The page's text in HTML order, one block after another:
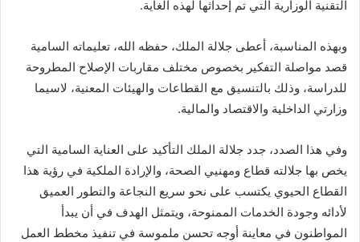
التقنية الوزارية التي تم إحداثها لهذه الغاية.
وبهذه المناسبة، أعطى جلالة الملك، حفظه الله، تعليماته السامية
قصد مواصلة التفكير بخصوص مختلف مقاربات الإصلاح المطروحة
للدراسة، وذلك بالتنسيق مع القطاعات والهيئات المعنية، لاسيما
وزارتي الداخلية والاقتصاد والمالية.
وفي هذا الصدد، جدد جلالة الملك التأكيد على العناية السامية التي
يخص بها جلالته قطاع ومهنيي الصحة، والإرادة الملكية في رؤية هذا
القطاع الحيوي يكتسب على نحو سريع النجاعة والتطور العميق
لأدائه وجودة الخدمات الممنوحة، ويتمثل الهدف في أن يبدأ
المواطنون في معاينة أوجه تحسن ملموسة في تنفيذ مخطط العمل